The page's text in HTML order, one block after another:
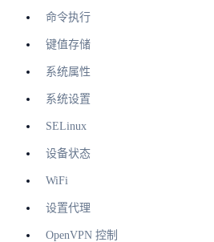
命令执行
键值存储
系统属性
系统设置
SELinux
设备状态
WiFi
设置代理
OpenVPN 控制